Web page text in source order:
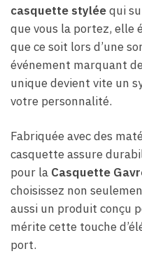
casquette styléequi
que vous la portez, elle
que ce soit lors d’une
événement marquant
unique devient vite un
votre personnalité.
Fabriquée avec des
casquette assure
pour la Casquette
choisissez non
aussi un produit conçu
mérite cette touche
port.